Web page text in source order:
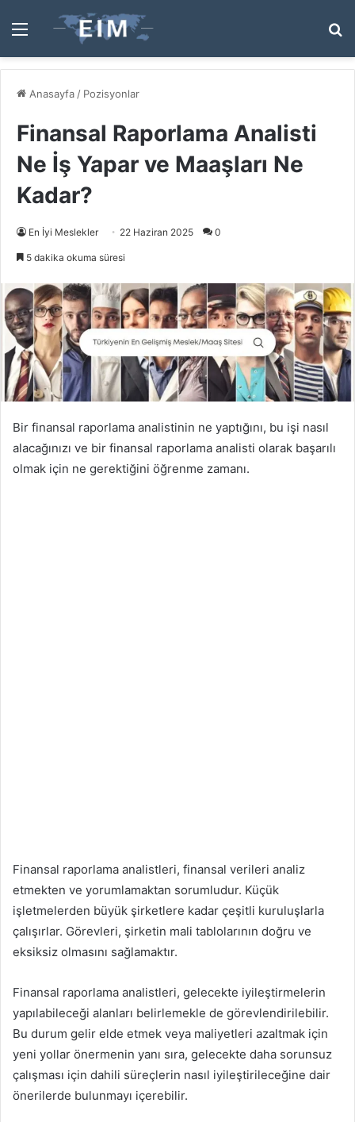
Menü
...
Anasayfa / Pozisyonlar
Finansal Raporlama Analisti
Ne İş Yapar ve Maaşları Ne
Kadar?
En İyi Meslekler 22 Haziran 2025 0
5 dakika okuma süresi
Bir finansal raporlama analistinin ne yaptığını, bu işi nasıl
alacağınızı ve bir finansal raporlama analisti olarak başarılı
olmak için ne gerektiğini öğrenme zamanı.
Finansal raporlama analistleri, finansal verileri analiz
etmekten ve yorumlamaktan sorumludur. Küçük
işletmelerden büyük şirketlere kadar çeşitli kuruluşlarla
çalışırlar. Görevleri, şirketin mali tablolarının doğru ve
eksiksiz olmasını sağlamaktır.
Finansal raporlama analistleri, gelecekte iyileştirmelerin
yapılabileceği alanları belirlemekle de görevlendirilebilir.
Bu durum gelir elde etmek veya maliyetleri azaltmak için
yeni yollar önermenin yanı sıra, gelecekte daha sorunsuz
çalışması için dahili süreçlerin nasıl iyileştirileceğine dair
önerilerde bulunmayı içerebilir.